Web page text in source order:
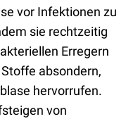
vor Infektionen zu
sie rechtzeitig
Erregern
absondern,
hervorrufen.
von